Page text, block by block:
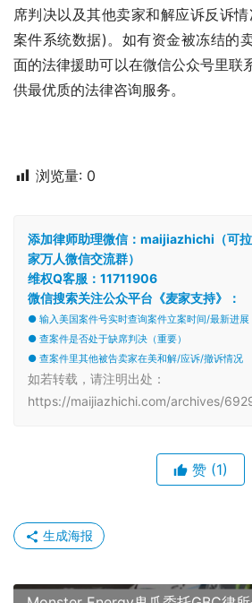
席判决以及其他卖家和解应诉反诉
案件系统数据)。如有资金被冻结的
面的法律援助可以在微信公众号里联
供最优质的法律咨询服务。
浏览量: 0
添加律师助理微信：maijiazhichi（可
家万人微信交流群）
维权Q客服：11711906
微信搜索关注公众平台《麦家支持》：
● 输入美国案件号实时查询案件立案时间/最新进展
● 查案件是否处于缺席判决（重要）
● 查案件里其他被告卖家在美和解/应诉/撤诉情况
如若转载，请注明出处：
https://maijiazhichi.com/archives/
赞 (1)
生成海报